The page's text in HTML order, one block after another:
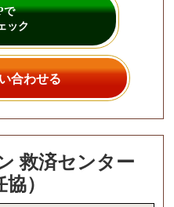
で
ック
合わせる
救済センター
協）